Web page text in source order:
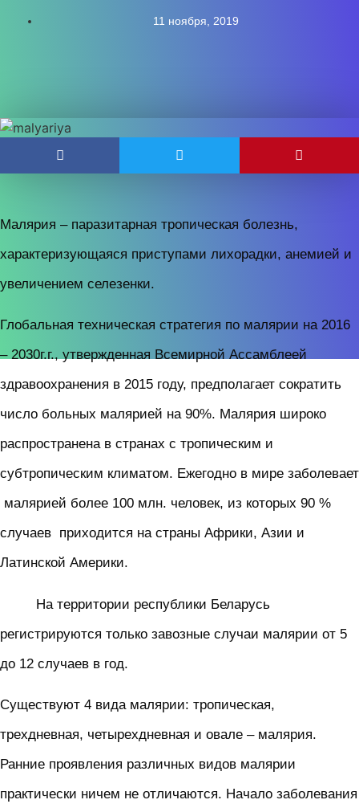
11 ноября, 2019
Малярия – паразитарная тропическая болезнь,
характеризующаяся приступами лихорадки, анемией и
увеличением селезенки.
Глобальная техническая стратегия по малярии на 2016
– 2030г.г., утвержденная Всемирной Ассамблеей
здравоохранения в 2015 году, предполагает сократить
число больных малярией на 90%. Малярия широко
распространена в странах с тропическим и
субтропическим климатом. Ежегодно в мире заболевает
малярией более 100 млн. человек, из которых 90 %
случаев приходится на страны Африки, Азии и
Латинской Америки.
На территории республики Беларусь
регистрируются только завозные случаи малярии от 5
до 12 случаев в год.
Существуют 4 вида малярии: тропическая,
трехдневная, четырехдневная и овале – малярия.
Ранние проявления различных видов малярии
практически ничем не отличаются. Начало заболевания